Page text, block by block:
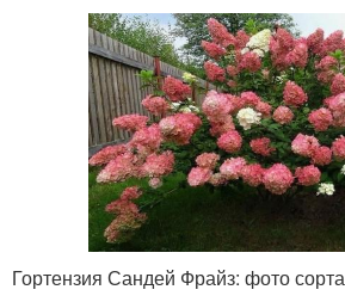
Гортензия Сандей Фрайз: фото сорта